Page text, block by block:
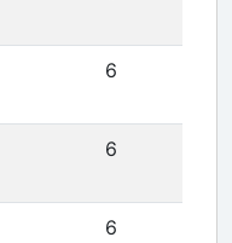
6
6
6